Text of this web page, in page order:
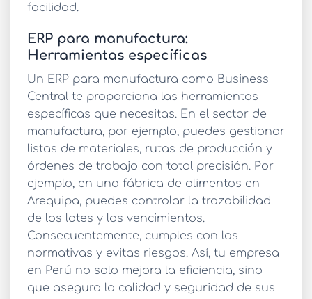
facilidad.
ERP para manufactura:
Herramientas específicas
Un ERP para manufactura como Business
Central te proporciona las herramientas
específicas que necesitas. En el sector de
manufactura, por ejemplo, puedes gestionar
listas de materiales, rutas de producción y
órdenes de trabajo con total precisión. Por
ejemplo, en una fábrica de alimentos en
Arequipa, puedes controlar la trazabilidad
de los lotes y los vencimientos.
Consecuentemente, cumples con las
normativas y evitas riesgos. Así, tu empresa
en Perú no solo mejora la eficiencia, sino
que asegura la calidad y seguridad de sus